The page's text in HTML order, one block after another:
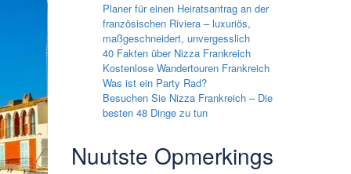
Planer für einen Heiratsantrag an der
französischen Riviera – luxuriös,
maßgeschneidert, unvergesslich
40 Fakten über Nizza Frankreich
Kostenlose Wandertouren Frankreich
Was ist ein Party Rad?
Besuchen Sie Nizza Frankreich – Die
besten 48 Dinge zu tun
Nuutste Opmerkings